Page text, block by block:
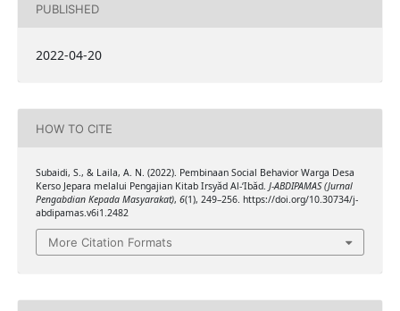
PUBLISHED
2022-04-20
HOW TO CITE
Subaidi, S., & Laila, A. N. (2022). Pembinaan Social Behavior Warga Desa
Kerso Jepara melalui Pengajian Kitab Irsyăd Al-‘Ibăd. J-ABDIPAMAS (Jurnal
Pengabdian Kepada Masyarakat), 6(1), 249–256. https://doi.org/10.30734/j-
abdipamas.v6i1.2482
More Citation Formats